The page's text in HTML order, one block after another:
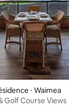
⋅ Waimea
Golf Course Views